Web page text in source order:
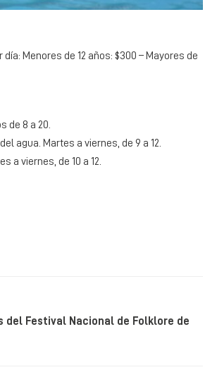
Menores de 12 años: $300 – Mayores de
de 8 a 20.
agua. Martes a viernes, de 9 a 12.
a viernes, de 10 a 12.
del Festival Nacional de Folklore de